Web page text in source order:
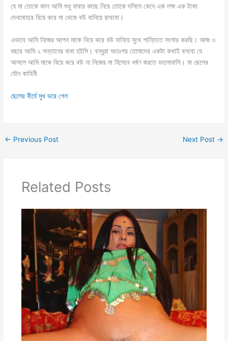
যে মা তোকে কাল আমি শুধু বাবার কাছে নিয়ে তোকে দলিলে কেনে এক লক্ষ এক টাকা
দেনমোহরে বিয়ে করে মা থেকে বউ বানিয়ে রাখবো।
এভাবে আমি নিজের আপন মাকে বিয়ে করে বউ বানিয়ে সুখে শান্তিতে সংসার করছি। আজ ৩
বছরে আমি ২ সন্তানের বাবা হইসি। বন্ধুরা অতঃপর তোমাদের একটা কথাই বলবো যে
আসলে আমি মাকে বিয়ে করে বউ না নিজের মা হিসেবে ধর্ষণ করতে ভালোবাসি। মা ছেলের
যৌন কাহিনী
ছেলের বীর্যে মুখ ভরে গেল
← Previous Post Next Post →
Related Posts